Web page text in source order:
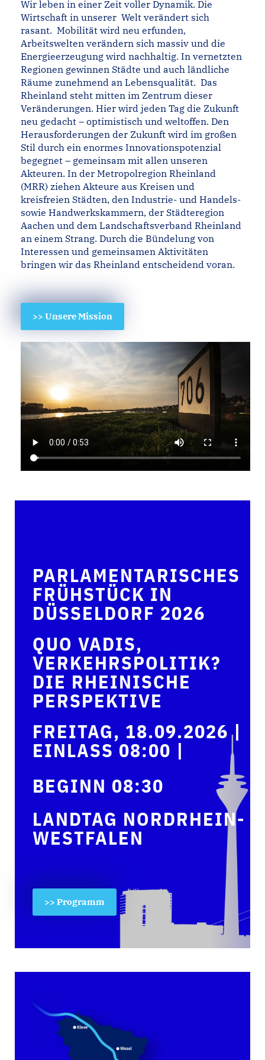
Wir leben in einer Zeit voller Dynamik. Die
Wirtschaft in unserer Welt verändert sich
rasant. Mobilität wird neu erfunden,
Arbeitswelten verändern sich massiv und die
Energieerzeugung wird nachhaltig. In vernetzten
Regionen gewinnen Städte und auch ländliche
Räume zunehmend an Lebensqualität. Das
Rheinland steht mitten im Zentrum dieser
Veränderungen. Hier wird jeden Tag die Zukunft
neu gedacht – optimistisch und weltoffen. Den
Herausforderungen der Zukunft wird im großen
Stil durch ein enormes Innovationspotenzial
begegnet – gemeinsam mit allen unseren
Akteuren. In der Metropolregion Rheinland
(MRR) ziehen Akteure aus Kreisen und
kreisfreien Städten, den Industrie- und Handels-
sowie Handwerkskammern, der Städteregion
Aachen und dem Landschaftsverband Rheinland
an einem Strang. Durch die Bündelung von
Interessen und gemeinsamen Aktivitäten
bringen wir das Rheinland entscheidend voran.
>> Unsere Mission
PARLAMENTARISCHES
FRÜHSTÜCK IN
DÜSSELDORF 2026
QUO VADIS,
VERKEHRSPOLITIK?
DIE RHEINISCHE
PERSPEKTIVE
FREITAG, 18.09.2026 |
EINLASS 08:00 |
BEGINN 08:30
LANDTAG NORDRHEIN-
WESTFALEN
>> Programm